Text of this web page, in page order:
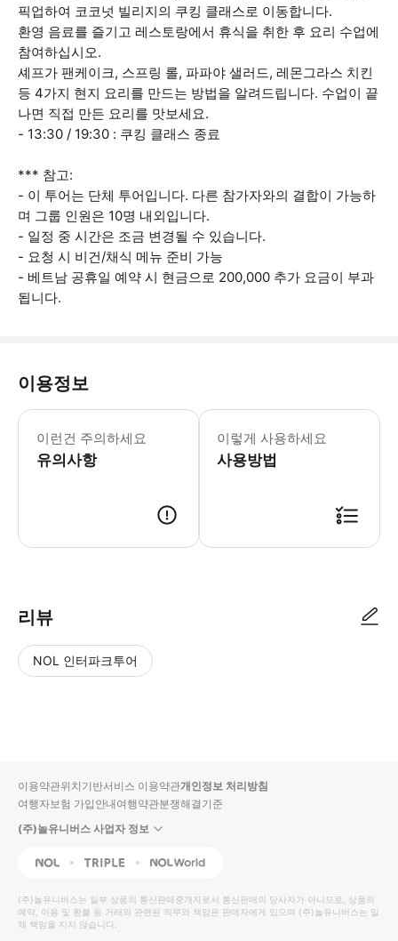
픽업하여 코코넛 빌리지의 쿠킹 클래스로 이동합니다.
환영 음료를 즐기고 레스토랑에서 휴식을 취한 후 요리 수업에
참여하십시오.
셰프가 팬케이크, 스프링 롤, 파파야 샐러드, 레몬그라스 치킨
등 4가지 현지 요리를 만드는 방법을 알려드립니다. 수업이 끝
나면 직접 만든 요리를 맛보세요.
- 13:30 / 19:30 : 쿠킹 클래스 종료
*** 참고:
- 이 투어는 단체 투어입니다. 다른 참가자와의 결합이 가능하
며 그룹 인원은 10명 내외입니다.
- 일정 중 시간은 조금 변경될 수 있습니다.
- 요청 시 비건/채식 메뉴 준비 가능
- 베트남 공휴일 예약 시 현금으로 200,000 추가 요금이 부과
됩니다.
이용정보
이런건 주의하세요
유의사항
- 일정의 시간은 조금 변경될 수 있습
이렇게 사용하세요
사용방법
리뷰
NOL 인터파크투어
입니
다.
높
은
순
동
영
상
순
상
이용약관위치기반서비스 이용약관개인정보 처리방침
여행자보험 가입안내여행약관분쟁해결기준
(주)놀유니버스 사업자 정보
NOL Triple Interpark Global
(주)놀유니버스는 일부 상품의 통신판매중개자로서 통신판매의 당사자가 아니므로, 상품의
예약, 이용 및 환불 등 거래와 관련된 의무와 책임은 판매자에게 있으며 (주)놀유니버스는 일
체 책임을 지지 않습니다.